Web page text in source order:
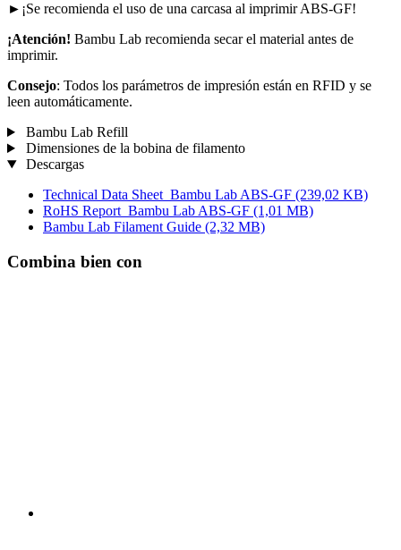
►¡Se recomienda el uso de una carcasa al imprimir ABS-GF!
¡Atención! Bambu Lab recomienda secar el material antes de
imprimir.
Consejo: Todos los parámetros de impresión están en RFID y se
leen automáticamente.
Bambu Lab Refill
Dimensiones de la bobina de filamento
Descargas
Technical Data Sheet_Bambu Lab ABS-GF (239,02 KB)
RoHS Report_Bambu Lab ABS-GF (1,01 MB)
Bambu Lab Filament Guide (2,32 MB)
Combina bien con